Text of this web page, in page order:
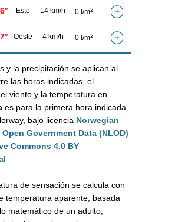
Este 14 km/h 0 l/m2
Oeste 4 km/h 0 l/m2
y la precipitación se aplican al
las horas indicadas, el
viento y la temperatura en
es para la primera hora indicada.
bajo licencia Norwegian
Government Data (NLOD)
Commons 4.0 BY
de sensación se calcula con
temperatura aparente, basada
matemático de un adulto,